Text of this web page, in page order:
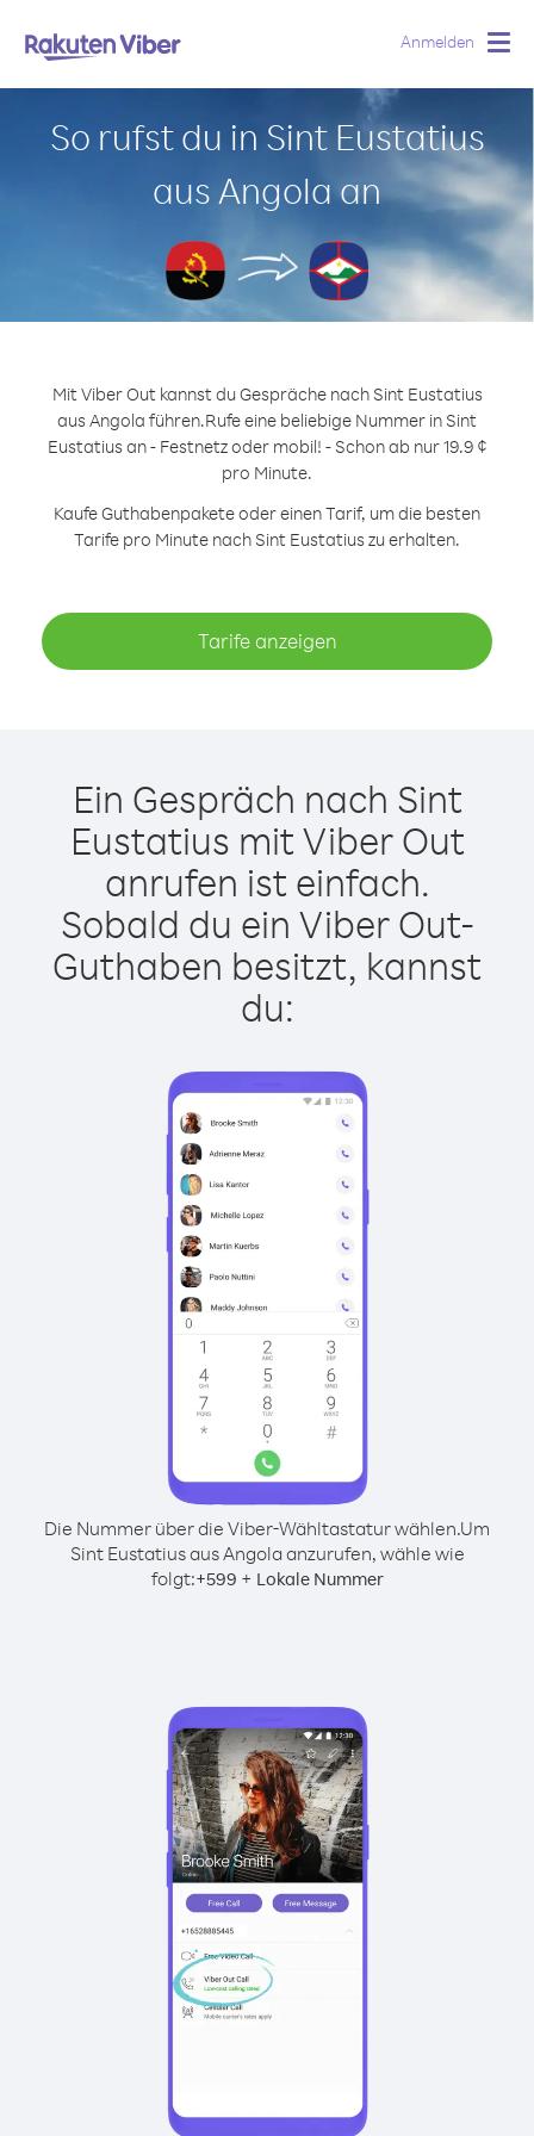
Anmelden
So rufst du in Sint Eustatius
aus Angola an
Mit Viber Out kannst du Gespräche nach Sint Eustatius
aus Angola führen.Rufe eine beliebige Nummer in Sint
Eustatius an - Festnetz oder mobil! - Schon ab nur 19.9 ¢
pro Minute.
Kaufe Guthabenpakete oder einen Tarif, um die besten
Tarife pro Minute nach Sint Eustatius zu erhalten.
Tarife anzeigen
Ein Gespräch nach Sint
Eustatius mit Viber Out
anrufen ist einfach.
Sobald du ein Viber Out-
Guthaben besitzt, kannst
du:
Die Nummer über die Viber-Wähltastatur wählen.Um
Sint Eustatius aus Angola anzurufen, wähle wie
folgt:+599 + Lokale Nummer